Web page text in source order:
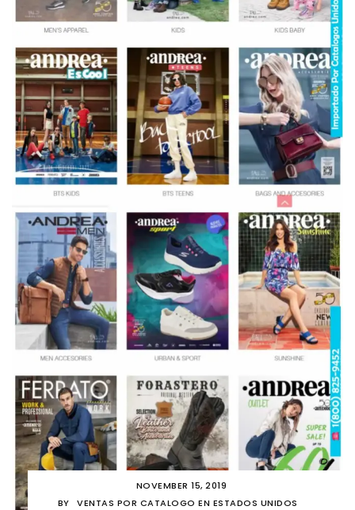
NOVEMBER 15, 2019
BY
VENTAS POR CATALOGO EN ESTADOS UNIDOS